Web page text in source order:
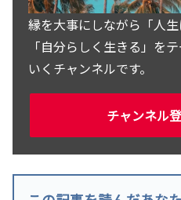
縁を大事にしながら「人
「自分らしく生きる」を
いくチャンネルです。
チャンネル